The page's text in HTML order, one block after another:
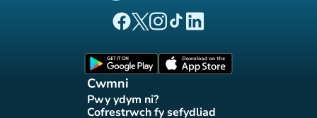
(tab newydd)
(tab newydd)
(tab newydd)
(tab newydd)
(tab newydd)
Cwmni
Pwy ydym ni?
(tab newydd)
Cofrestrwch fy sefydliad